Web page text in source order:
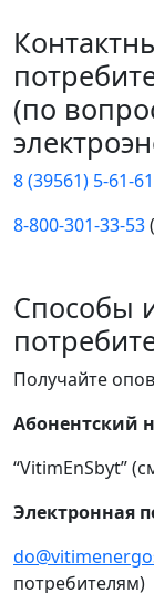
(по
8 (39561) 5-61-61
8-800-301-33-53
Способы
Получайте
Абонентский
“VitimEnSbyt”
Электронная
потребителям)